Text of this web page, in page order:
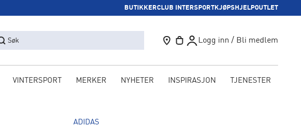
BUTIKKERCLUB INTERSPORTKJØPSHJELPOUTLET
Søk Logg inn / Bli medlem
VINTERSPORT MERKER NYHETER INSPIRASJON TJENESTER
ADIDAS